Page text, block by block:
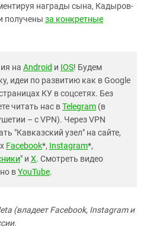
награды сына, Кадыров-
получены за конкретные
на Android и IOS! Будем
идеи по развитию как в Google
КУ в соцсетях. Без
читать нас вTelegram (в
– с VPN). Через VPN
"Кавказский узел" на сайте,
Facebook*, Instagram*,
" и X. Смотреть видео
вYouTube.
(владеет Facebook, Instagram и